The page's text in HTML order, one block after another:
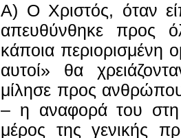
Α) Ο Χριστός, όταν
απευθύνθηκε προς
κάποια περιορισμένη
αυτοί» θα
μίλησε προς
– η αναφορά του
μέρος της γενικής